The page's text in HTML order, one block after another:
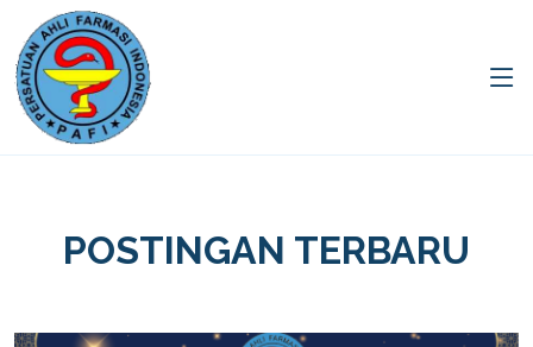
POSTINGAN TERBARU